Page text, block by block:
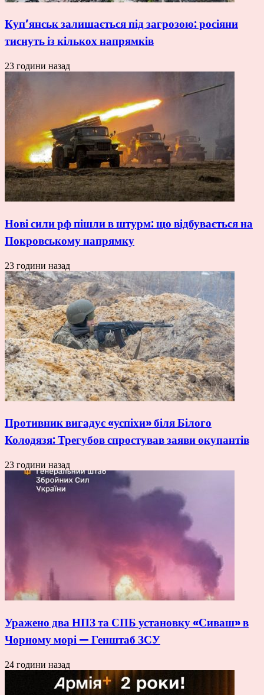
Куп’янськ залишається під загрозою: росіяни
тиснуть із кількох напрямків
23 години назад
Нові сили рф пішли в штурм: що відбувається на
Покровському напрямку
23 години назад
Противник вигадує «успіхи» біля Білого
Колодязя: Трегубов спростував заяви окупантів
23 години назад
Уражено два НПЗ та СПБ установку «Сиваш» в
Чорному морі — Генштаб ЗСУ
24 години назад